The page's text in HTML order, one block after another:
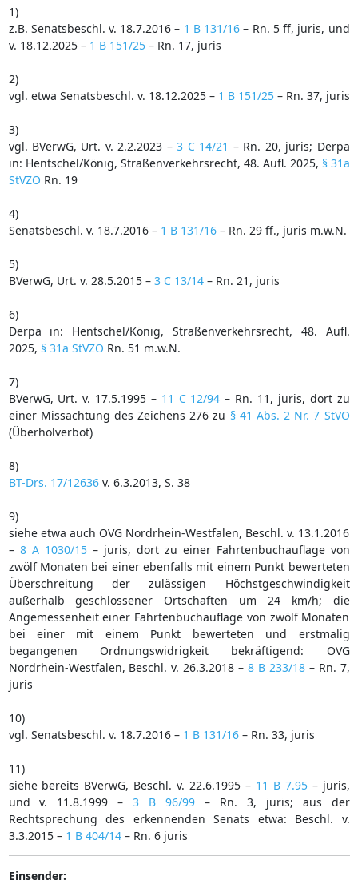
1)
z.B. Senatsbeschl. v. 18.7.2016 – 1 B 131/16 – Rn. 5 ff, juris, und
v. 18.12.2025 – 1 B 151/25– Rn. 17, juris
2)
vgl. etwa Senatsbeschl. v. 18.12.2025 – 1 B 151/25– Rn. 37, juris
3)
vgl. BVerwG, Urt. v. 2.2.2023 –3 C 14/21 – Rn. 20, juris; Derpa
in: Hentschel/König, Straßenverkehrsrecht, 48. Aufl. 2025, § 31a
StVZO Rn. 19
4)
Senatsbeschl. v. 18.7.2016 – 1 B 131/16– Rn. 29 ff., juris m.w.N.
5)
BVerwG, Urt. v. 28.5.2015 – 3 C 13/14– Rn. 21, juris
6)
Derpa in: Hentschel/König, Straßenverkehrsrecht, 48. Aufl.
2025, § 31a StVZO Rn. 51 m.w.N.
7)
BVerwG, Urt. v. 17.5.1995 – 11 C 12/94 – Rn. 11, juris, dort zu
einer Missachtung des Zeichens 276 zu § 41 Abs. 2 Nr. 7 StVO
(Überholverbot)
8)
BT-Drs. 17/12636v. 6.3.2013, S. 38
9)
siehe etwa auch OVG Nordrhein-Westfalen, Beschl. v. 13.1.2016
– 8 A 1030/15– juris, dort zu einer Fahrtenbuchauflage von
zwölf Monaten bei einer ebenfalls mit einem Punkt bewerteten
Überschreitung der zulässigen Höchstgeschwindigkeit
außerhalb geschlossener Ortschaften um 24 km/h; die
Angemessenheit einer Fahrtenbuchauflage von zwölf Monaten
bei einer mit einem Punkt bewerteten und erstmalig
begangenen Ordnungswidrigkeit bekräftigend: OVG
Nordrhein-Westfalen, Beschl. v. 26.3.2018 – 8 B 233/18– Rn. 7,
juris
10)
vgl. Senatsbeschl. v. 18.7.2016 – 1 B 131/16– Rn. 33, juris
11)
siehe bereits BVerwG, Beschl. v. 22.6.1995 – 11 B 7.95– juris,
und v. 11.8.1999 –3 B 96/99 – Rn. 3, juris; aus der
Rechtsprechung des erkennenden Senats etwa: Beschl. v.
3.3.2015 – 1 B 404/14– Rn. 6 juris
Einsender: